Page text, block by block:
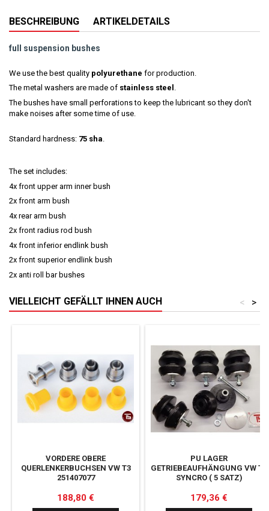
BESCHREIBUNG ARTIKELDETAILS
full suspension bushes
We use the best quality polyurethane for production.
The metal washers are made of stainless steel .
The bushes have small perforations to keep the lubricant so they don't
make noises after some time of use.
Standard hardness: 75 sha.
The set includes:
4x front upper arm inner bush
2x front arm bush
4x rear arm bush
2x front radius rod bush
4x front inferior endlink bush
2x front superior endlink bush
2x anti roll bar bushes
VIELLEICHT GEFÄLLT IHNEN AUCH >
<
VORDERE OBERE
QUERLENKERBUCHSEN VW T3
251407077
Preis
188,80 €
PU LAGER
GETRIEBEAUFHÄNGUNG VW T3
SYNCRO ( 5 SATZ)
Preis
179,36 €